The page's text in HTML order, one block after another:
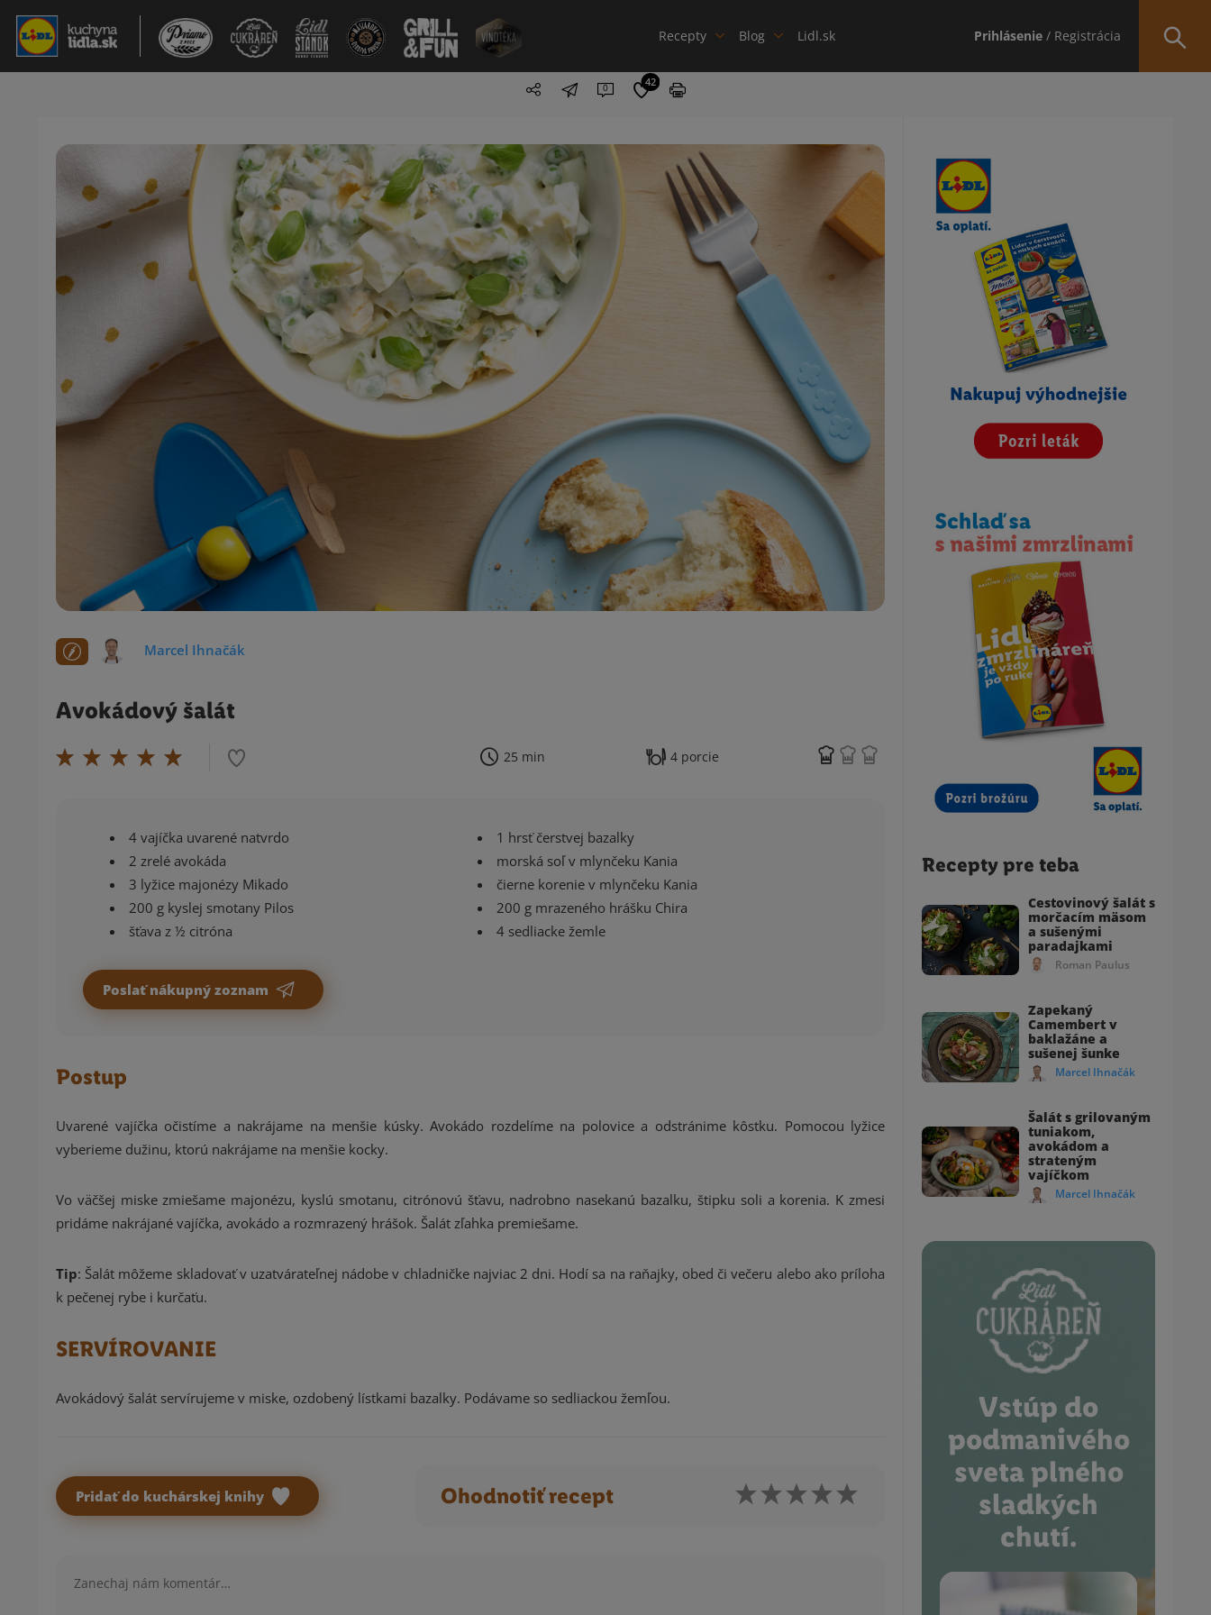
Recepty Blog Lidl.sk Prihlásenie / Registrácia
0 42
Marcel Ihnačák
Avokádový šalát
25 min 4 porcie
4 vajíčka uvarené natvrdo
2 zrelé avokáda
3 lyžice majonézy Mikado
200 g kyslej smotany Pilos
šťava z ½ citróna
1 hrsť čerstvej bazalky
morská soľ v mlynčeku Kania
čierne korenie v mlynčeku Kania
200 g mrazeného hrášku Chira
4 sedliacke žemle
Poslať nákupný zoznam
Postup
Uvarené vajíčka očistíme a nakrájame na menšie kúsky. Avokádo rozdelíme na polovice a odstránime kôstku. Pomocou lyžice
vyberieme dužinu, ktorú nakrájame na menšie kocky.
Vo väčšej miske zmiešame majonézu, kyslú smotanu, citrónovú šťavu, nadrobno nasekanú bazalku, štipku soli a korenia. K zmesi
pridáme nakrájané vajíčka, avokádo a rozmrazený hrášok. Šalát zľahka premiešame.
Tip: Šalát môžeme skladovať v uzatvárateľnej nádobe v chladničke najviac 2 dni. Hodí sa na raňajky, obed či večeru alebo ako príloha
k pečenej rybe i kurčaťu.
SERVÍROVANIE
Avokádový šalát servírujeme v miske, ozdobený lístkami bazalky. Podávame so sedliackou žemľou.
Pridať do kuchárskej knihy Ohodnotiť recept
Obsah bočného panela
Recepty pre teba
Cestovinový šalát s
morčacím mäsom
a sušenými
paradajkami
Roman Paulus
Zapekaný
Camembert v
baklažáne a
sušenej šunke
Marcel Ihnačák
Šalát s grilovaným
tuniakom,
avokádom a
strateným
vajíčkom
Marcel Ihnačák
Vstúp do
podmanivého
sveta plného
sladkých
chutí.